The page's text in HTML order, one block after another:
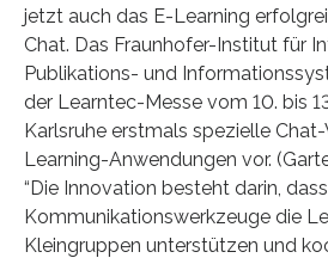
jetzt auch das E-Learning
Chat. Das Fraunhofer-Institut für
Publikations- und
der Learntec-Messe vom 10. bis
Karlsruhe erstmals spezielle
Learning-Anwendungen vor.
“Die Innovation besteht darin,
Kommunikationswerkzeuge die
Kleingruppen unterstützen und